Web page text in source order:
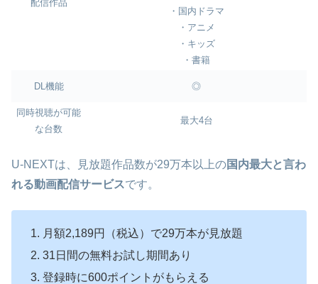
配信作品
・国内ドラマ
・アニメ
・キッズ
・書籍
DL機能 ◎
同時視聴が可能
な台数
最大4台
U-NEXTは、見放題作品数が29万本以上の国内最大と言わ
れる動画配信サービスです。
月額2,189円（税込）で29万本が見放題
31日間の無料お試し期間あり
登録時に600ポイントがもらえる